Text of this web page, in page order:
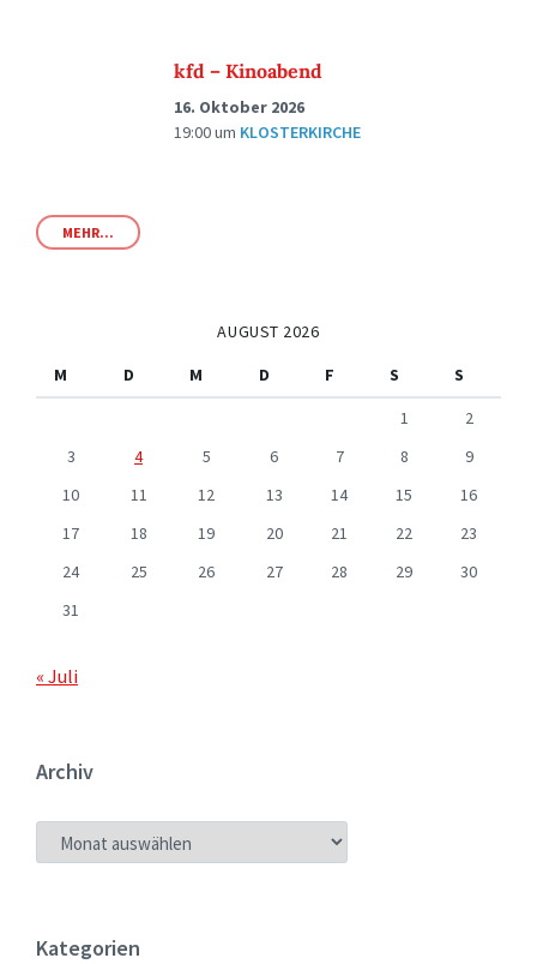
kfd – Kinoabend
16. Oktober 2026
19:00um KLOSTERKIRCHE
MEHR...
AUGUST 2026
M
D M D F S
S
1
2
3
4 5 6 7 8
9
10
11 12 13 14 15
16
17
18 19 20 21 22
23
24
25 26 27 28 29
30
31
« Juli
Archiv
ARCHIV
Kategorien